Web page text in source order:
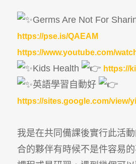
Germs Are Not For
https://pse.is/QAEAM
https://www.youtube.com/
Kids Health https://
英語學習自動好
https://sites.google.com/view/
我是在共同備課後實行此活
合的夥伴有時候不是件容易